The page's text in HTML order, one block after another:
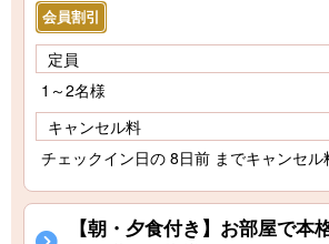
会員割引
定員
1～2名様
キャンセル料
チェックイン日の 8日前 までキャンセル
【朝・夕食付き】お部屋で本